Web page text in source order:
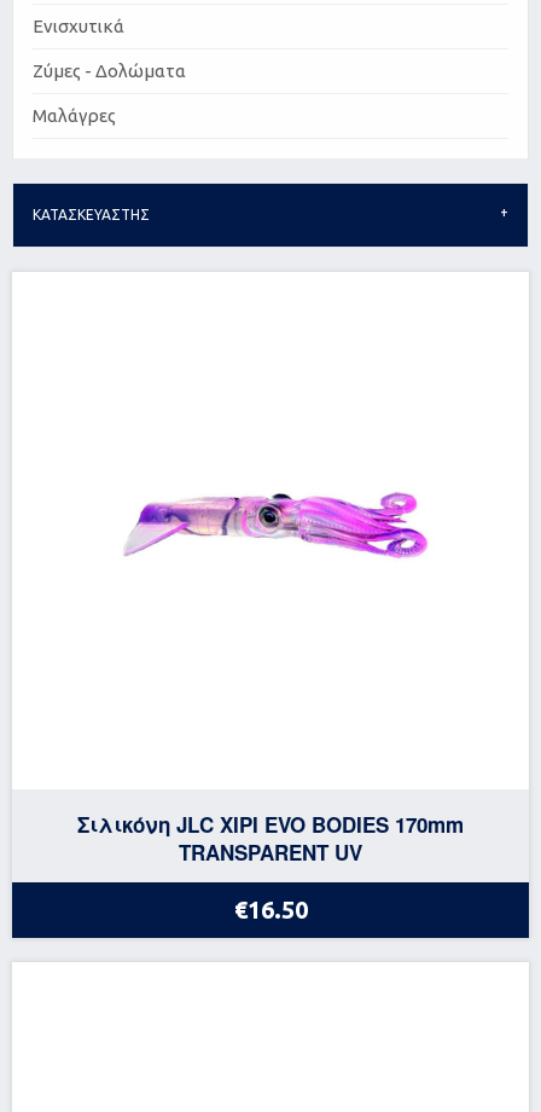
Ενισχυτικά
Ζύμες - Δολώματα
Μαλάγρες
ΚΑΤΑΣΚΕΥΑΣΤΗΣ
Σιλικόνη JLC XIPI EVO BODIES 170mm
TRANSPARENT UV
€16.50